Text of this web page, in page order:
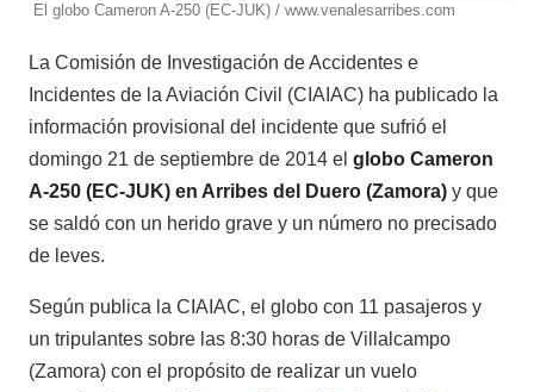
El globo Cameron A-250 (EC-JUK) / www.venalesarribes.com
La Comisión de Investigación de Accidentes e
Incidentes de la Aviación Civil (CIAIAC) ha publicado la
información provisional del incidente que sufrió el
domingo 21 de septiembre de 2014 el globo Cameron
A-250 (EC-JUK) en Arribes del Duero (Zamora) y que
se saldó con un herido grave y un número no precisado
de leves.
Según publica la CIAIAC, el globo con 11 pasajeros y
un tripulantes sobre las 8:30 horas de Villalcampo
(Zamora) con el propósito de realizar un vuelo